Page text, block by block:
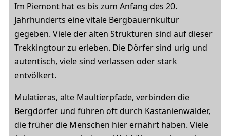
Im Piemont hat es bis zum Anfang des 20.
Jahrhunderts eine vitale Bergbauernkultur
gegeben. Viele der alten Strukturen sind auf dieser
Trekkingtour zu erleben. Die Dörfer sind urig und
autentisch, viele sind verlassen oder stark
entvölkert.
Mulatieras, alte Maultierpfade, verbinden die
Bergdörfer und führen oft durch Kastanienwälder,
die früher die Menschen hier ernährt haben. Viele